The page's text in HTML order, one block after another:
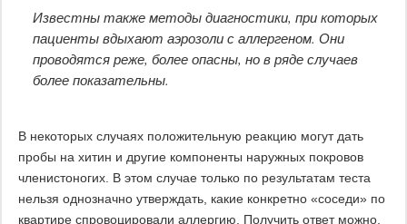
Известны также методы диагностики, при которых
пациенты вдыхают аэрозоли с аллергеном. Они
проводятся реже, более опасны, но в ряде случаев
более показательны.
В некоторых случаях положительную реакцию могут дать
пробы на хитин и другие компоненты наружных покровов
членистоногих. В этом случае только по результатам теста
нельзя однозначно утверждать, какие конкретно «соседи» по
квартире спровоцировали аллергию. Получить ответ можно,